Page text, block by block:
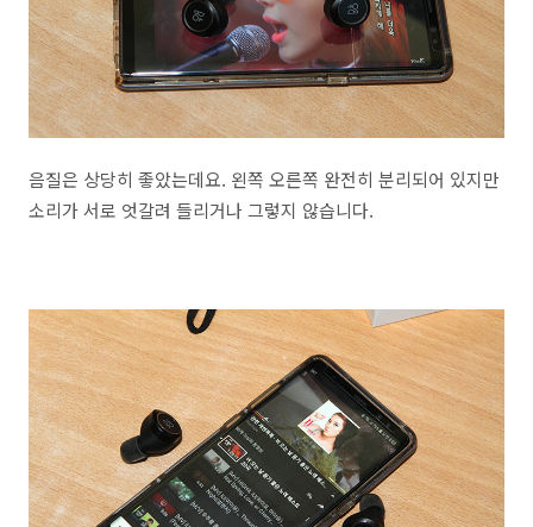
음질은 상당히 좋았는데요. 왼쪽 오른쪽 완전히 분리되어 있지만
소리가 서로 엇갈려 들리거나 그렇지 않습니다.